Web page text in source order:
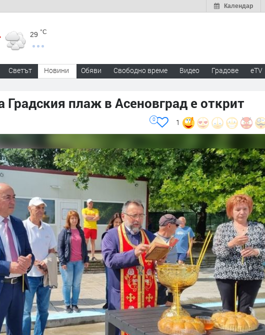
Календар
29 °C
Светът Новини Обяви Свободно време Видео Градове eTV
Градския плаж в Асеновград е открит
1
0